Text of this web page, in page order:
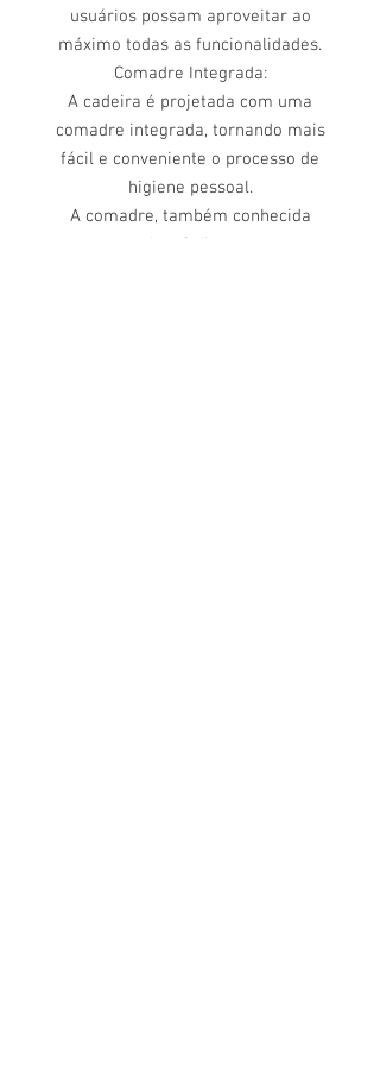
usuários possam aproveitar ao
máximo todas as funcionalidades.
Comadre Integrada:
A cadeira é projetada com uma
comadre integrada, tornando mais
fácil e conveniente o processo de
higiene pessoal.
A comadre, também conhecida
como penico, é discretamente